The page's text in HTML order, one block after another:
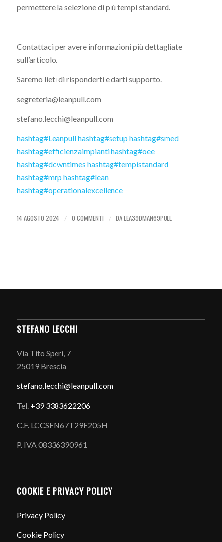
permettere la selezione di più tempi standard.
Contattaci per avere informazioni più dettagliate
sull’articolo.
Saremo lieti di risponderti e darti supporto.
segreteria@leanpull.com
stefano.lecchi@leanpull.com
hashtag#Leanpullhashtag#setup hashtag#smed
hashtag#efficienzaimpiantihashtag#oee
hashtag#downtimes hashtag#tempistandard
hashtag#mrp hashtag#lean
hashtag#operationalexcellence
14 AGOSTO 2024 / 0 COMMENTI / DALEA39DMAN69PULL
STEFANO LECCHI
Via Tito Speri, 7
25019 Brescia
stefano.lecchi@leanpull.com
Tel. +39 3383622206
C.F. LCCSFN67T29F205H
P. IVA 08336390961
COOKIE E PRIVACY POLICY
Privacy Policy
Cookie Policy